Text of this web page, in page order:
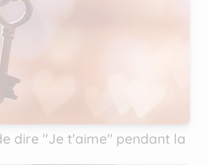
dire ''Je t'aime'' pendant la